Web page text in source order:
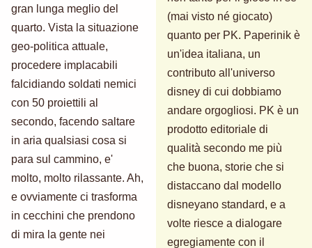
gran lunga meglio del
quarto. Vista la situazione
geo-politica attuale,
procedere implacabili
falcidiando soldati nemici
con 50 proiettili al
secondo, facendo saltare
in aria qualsiasi cosa si
para sul cammino, e'
molto, molto rilassante. Ah,
e ovviamente ci trasforma
in cecchini che prendono
di mira la gente nei
(mai visto né giocato)
quanto per PK. Paperinik è
un'idea italiana, un
contributo all'universo
disney di cui dobbiamo
andare orgogliosi. PK è un
prodotto editoriale di
qualità secondo me più
che buona, storie che si
distaccano dal modello
disneyano standard, e a
volte riesce a dialogare
egregiamente con il